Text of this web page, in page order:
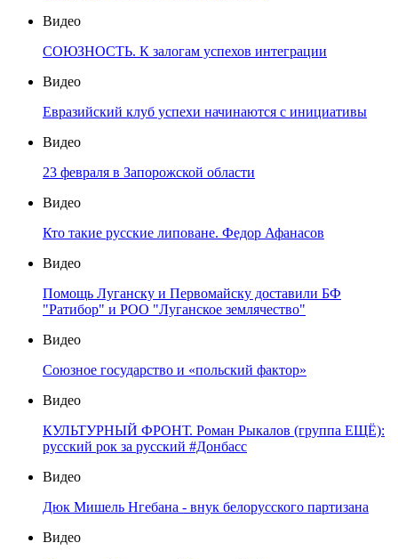
Видео
СОЮЗНОСТЬ. К залогам успехов интеграции
Видео
Евразийский клуб успехи начинаются с инициативы
Видео
23 февраля в Запорожской области
Видео
Кто такие русские липоване. Федор Афанасов
Видео
Помощь Луганску и Первомайску доставили БФ
"Ратибор" и РОО "Луганское землячество"
Видео
Союзное государство и «польский фактор»
Видео
КУЛЬТУРНЫЙ ФРОНТ. Роман Рыкалов (группа ЕЩЁ):
русский рок за русский #Донбасс
Видео
Дюк Мишель Нгебана - внук белорусского партизана
Видео